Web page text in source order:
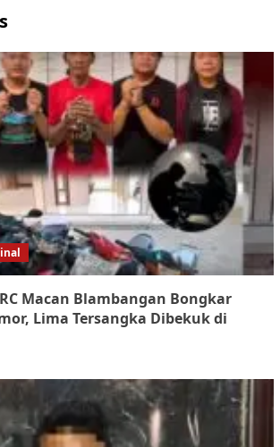
Macan Blambangan Bongkar
Lima Tersangka Dibekuk di